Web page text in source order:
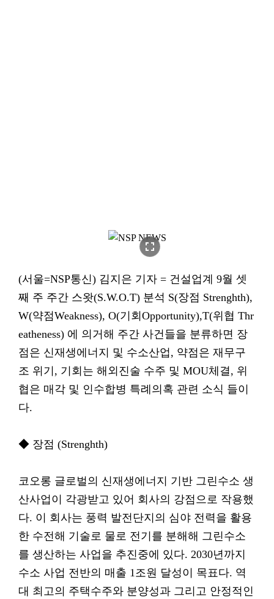
fullscreen
(서울=NSP통신) 김지은 기자 = 건설업계 9월 셋
째 주 주간 스왓(S.W.O.T) 분석 S(장점 Strenghth),
W(약점Weakness), O(기회Opportunity),T(위협 Thr
eatheness) 에 의거해 주간 사건들을 분류하면 장
점은 신재생에너지 및 수소산업, 약점은 재무구
조 위기, 기회는 해외진술 수주 및 MOU체결, 위
협은 매각 및 인수합병 특례의혹 관련 소식 들이
다.
◆ 장점 (Strenghth)
코오롱 글로벌의 신재생에너지 기반 그린수소 생
산사업이 각광받고 있어 회사의 강점으로 작용했
다. 이 회사는 풍력 발전단지의 심야 전력을 활용
한 수전해 기술로 물로 전기를 분해해 그린수소
를 생산하는 사업을 추진중에 있다. 2030년까지
수소 사업 전반의 매출 1조원 달성이 목표다. 역
대 최고의 주택수주와 분양성과 그리고 안정적인